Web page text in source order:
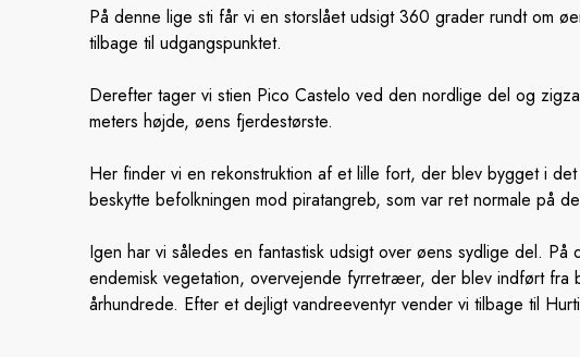
På denne lige sti får vi en storslået udsigt 360 grader rundt om
tilbage til udgangspunktet.
Derefter tager vi stien Pico Castelo ved den nordlige del og
meters højde, øens fjerdestørste.
Her finder vi en rekonstruktion af et lille fort, der blev bygget i
beskytte befolkningen mod piratangreb, som var ret normale på
Igen har vi således en fantastisk udsigt over øens sydlige del.
endemisk vegetation, overvejende fyrretræer, der blev indført fra
århundrede. Efter et dejligt vandreeventyr vender vi tilbage til